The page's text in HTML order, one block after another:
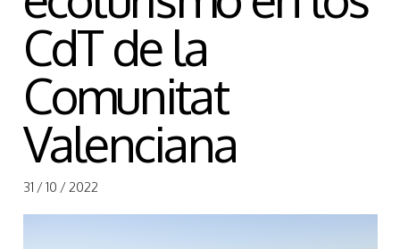
CdT de la
Comunitat
Valenciana
31 / 10 / 2022